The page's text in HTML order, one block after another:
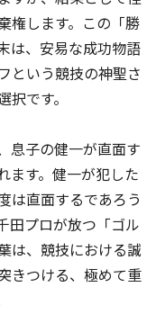
権します。この「勝
は、安易な成功物語
という競技の神聖さ
です。
息子の健一が直面す
ます。健一が犯した
は直面するであろう
田プロが放つ「ゴル
は、競技における誠
きつける、極めて重